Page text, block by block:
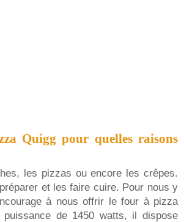
Quigg pour quelles raisons
les pizzas ou encore les crêpes.
et les faire cuire. Pour nous y
à nous offrir le four à pizza
puissance de 1450 watts, il dispose